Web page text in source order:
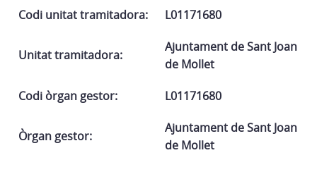
Codi unitat tramitadora: L01171680
Unitat tramitadora:
Ajuntament de Sant Joan
de Mollet
Codi òrgan gestor: L01171680
Òrgan gestor:
Ajuntament de Sant Joan
de Mollet